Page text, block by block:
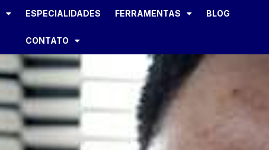
ESPECIALIDADES FERRAMENTAS BLOG
CONTATO